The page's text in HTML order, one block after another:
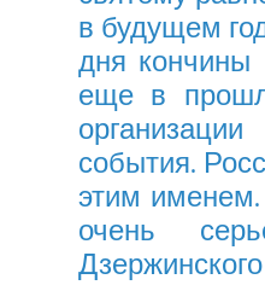
в будущем
дня кончины
еще в
события.
этим
очень